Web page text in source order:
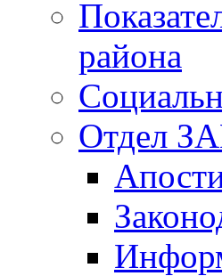
района
Отдел